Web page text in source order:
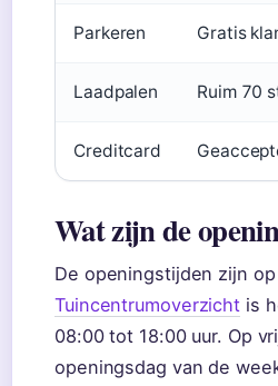
Parkeren Gratis
Laadpalen Ruim 70
Creditcard
Wat zijn de
De openingstijden zijn
Tuincentrumoverzicht is
08:00 tot 18:00 uur. Op
openingsdag van de